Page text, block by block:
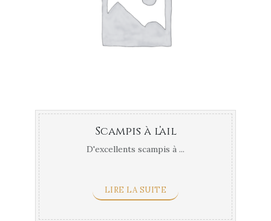
Scampis à l’ail
D'excellents scampis à ...
LIRE LA SUITE